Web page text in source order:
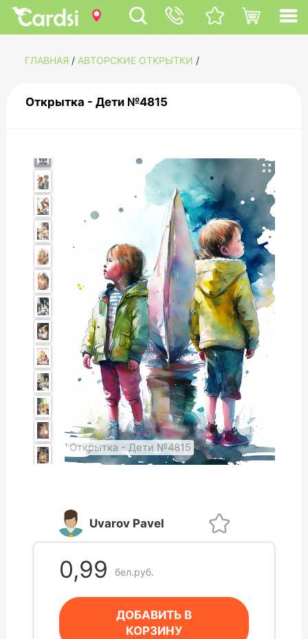
ГЛАВНАЯ / АВТОРСКИЕ ОТКРЫТКИ /
Открытка - Дети №4815
Открытка - Дети №4815
Uvarov Pavel
0,99 бел.руб.
ДОБАВИТЬ В
КОРЗИНУ